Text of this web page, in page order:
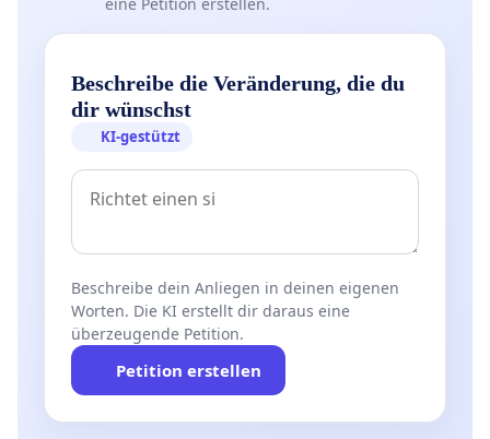
Beschreibe die Veränderung, die du
dir wünschst
KI-gestützt
Beschreibe dein Anliegen in deinen eigenen
Worten. Die KI erstellt dir daraus eine
überzeugende Petition.
Petition erstellen